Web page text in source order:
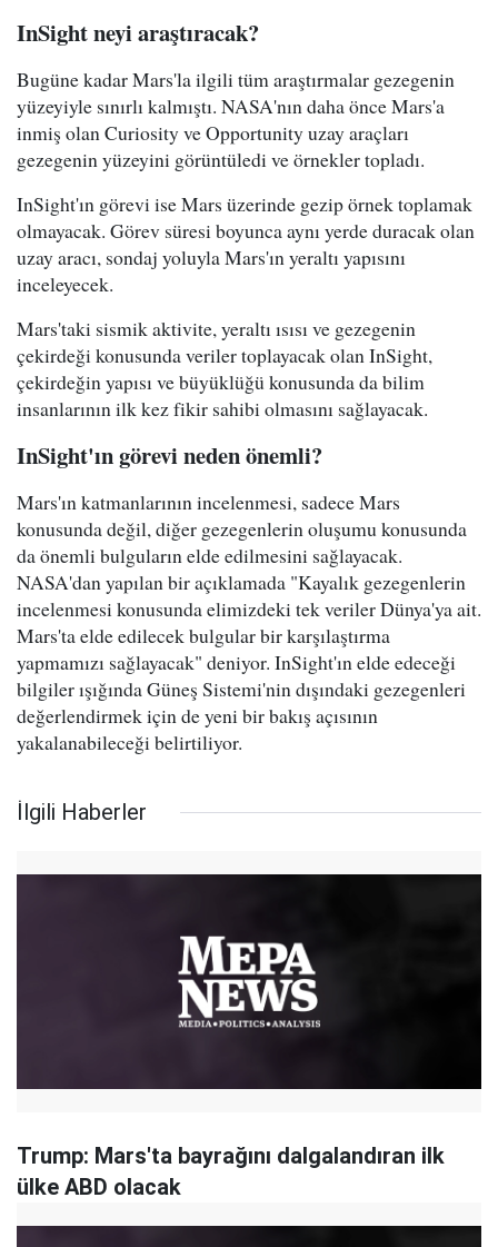
InSight neyi araştıracak?
Bugüne kadar Mars'la ilgili tüm araştırmalar gezegenin
yüzeyiyle sınırlı kalmıştı. NASA'nın daha önce Mars'a
inmiş olan Curiosity ve Opportunity uzay araçları
gezegenin yüzeyini görüntüledi ve örnekler topladı.
InSight'ın görevi ise Mars üzerinde gezip örnek toplamak
olmayacak. Görev süresi boyunca aynı yerde duracak olan
uzay aracı, sondaj yoluyla Mars'ın yeraltı yapısını
inceleyecek.
Mars'taki sismik aktivite, yeraltı ısısı ve gezegenin
çekirdeği konusunda veriler toplayacak olan InSight,
çekirdeğin yapısı ve büyüklüğü konusunda da bilim
insanlarının ilk kez fikir sahibi olmasını sağlayacak.
InSight'ın görevi neden önemli?
Mars'ın katmanlarının incelenmesi, sadece Mars
konusunda değil, diğer gezegenlerin oluşumu konusunda
da önemli bulguların elde edilmesini sağlayacak.
NASA'dan yapılan bir açıklamada "Kayalık gezegenlerin
incelenmesi konusunda elimizdeki tek veriler Dünya'ya ait.
Mars'ta elde edilecek bulgular bir karşılaştırma
yapmamızı sağlayacak" deniyor. InSight'ın elde edeceği
bilgiler ışığında Güneş Sistemi'nin dışındaki gezegenleri
değerlendirmek için de yeni bir bakış açısının
yakalanabileceği belirtiliyor.
İlgili Haberler
Trump: Mars'ta bayrağını dalgalandıran ilk
ülke ABD olacak